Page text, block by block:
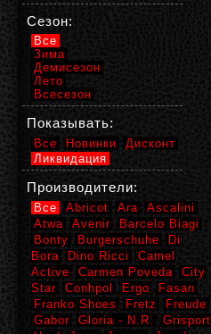
Сезон:
Все
Зима
Демисезон
Лето
Всесезон
Показывать:
Все Новинки
Дисконт
Ликвидация
Производители:
Все Abricot Ara
Ascalini
Atwa
Avenir
Barcelo Biagi
Bonty
Burgerschuhe
Di
Bora
Dino Ricci
Camel
Active
Carmen Poveda
City
Star
Conhpol Ergo
Fasan
Franko Shoes
Fretz
Freude
Gabor
Gloria - N.R.
Grisport